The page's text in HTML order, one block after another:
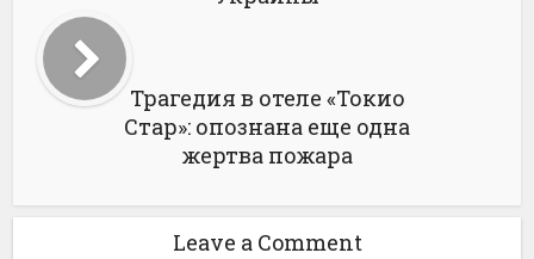
Трагедия в отеле «Токио
Стар»: опознана еще одна
жертва пожара
Leave a Comment